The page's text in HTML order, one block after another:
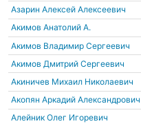
Азарин Алексей Алексеевич
Акимов Анатолий А.
Акимов Владимир Сергеевич
Акимов Дмитрий Сергеевич
Акиничев Михаил Николаевич
Акопян Аркадий Александрович
Алейник Олег Игоревич